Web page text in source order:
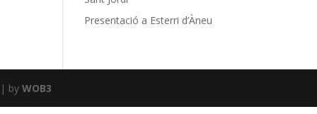
Presentació a Esterri d’Àneu
| byWOB3